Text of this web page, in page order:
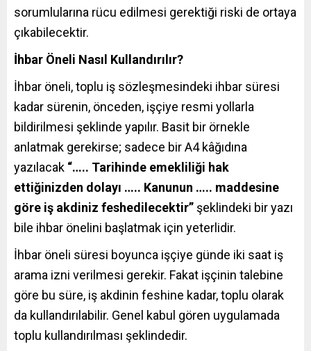
sorumlularına rücu edilmesi gerektiği riski de ortaya
çıkabilecektir.
İhbar Öneli Nasıl Kullandırılır?
İhbar öneli, toplu iş sözleşmesindeki ihbar süresi
kadar sürenin, önceden, işçiye resmi yollarla
bildirilmesi şeklinde yapılır. Basit bir örnekle
anlatmak gerekirse; sadece bir A4 kâğıdına
yazılacak “….. Tarihinde emekliliği hak
ettiğinizden dolayı ….. Kanunun ….. maddesine
göre iş akdiniz feshedilecektir” şeklindeki bir yazı
bile ihbar önelini başlatmak için yeterlidir.
İhbar öneli süresi boyunca işçiye günde iki saat iş
arama izni verilmesi gerekir. Fakat işçinin talebine
göre bu süre, iş akdinin feshine kadar, toplu olarak
da kullandırılabilir. Genel kabul gören uygulamada
toplu kullandırılması şeklindedir.